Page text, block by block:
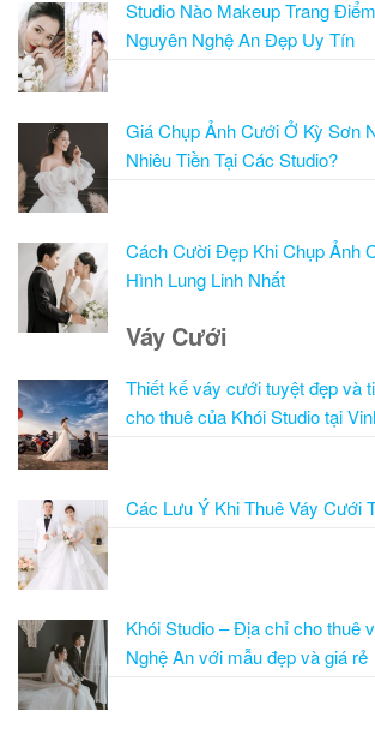
Studio Nào Makeup Trang
Nguyên Nghệ An Đẹp Uy Tín
Giá Chụp Ảnh Cưới Ở Kỳ Sơn
Nhiêu Tiền Tại Các Studio?
Cách Cười Đẹp Khi Chụp Ảnh
Hình Lung Linh Nhất
Váy Cưới
Thiết kế váy cưới tuyệt đẹp và
cho thuê của Khói Studio tại
Các Lưu Ý Khi Thuê Váy Cưới
Khói Studio – Địa chỉ cho thuê
Nghệ An với mẫu đẹp và giá rẻ